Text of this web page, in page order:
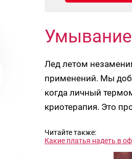
Лед летом
применений. Мы
когда личный
криотерапия. Это
Читайте также:
Какие платья надеть в